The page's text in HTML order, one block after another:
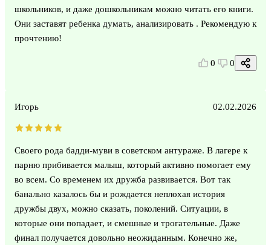
школьников, и даже дошкольникам можно читать его книги.
Они заставят ребенка думать, анализировать . Рекомендую к
прочтению!
0 0
Игорь 02.02.2026
Своего рода бадди-муви в советском антураже. В лагере к
парню прибивается малыш, который активно помогает ему
во всем. Со временем их дружба развивается. Вот так
банально казалось бы и рождается неплохая история
дружбы двух, можно сказать, поколений. Ситуации, в
которые они попадает, и смешные и трогательные. Даже
финал получается довольно неожиданным. Конечно же,